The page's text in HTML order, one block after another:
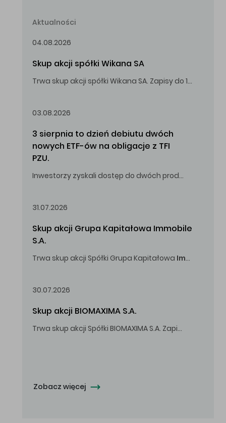
Aktualności
04.08.2026
Skup akcji spółki Wikana SA
Trwa skup akcji spółki Wikana SA. Zapisy do 14.08.2026 r. do godz. 16.00.
03.08.2026
3 sierpnia to dzień debiutu dwóch
nowych ETF-ów na obligacje z TFI
PZU.
Inwestorzy zyskali dostęp do dwóch produktów umożliwiających inwestowanie w obligacje skarbowe.
31.07.2026
Skup akcji Grupa Kapitałowa Immobile
S.A.
Trwa skup akcji Spółki Grupa Kapitałowa Immobile
30.07.2026
Skup akcji BIOMAXIMA S.A.
Trwa skup akcji Spółki BIOMAXIMA S.A. Zapisy do 4 sierpnia 2026 r. do godz. 16.00.
Zobacz więcej